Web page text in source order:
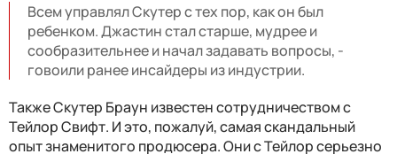
Всем управлял Скутер с тех пор, как он был
ребенком. Джастин стал старше, мудрее и
сообразительнее и начал задавать вопросы, -
говоили ранее инсайдеры из индустрии.
Также Скутер Браун известен сотрудничеством с
Тейлор Свифт. И это, пожалуй, самая скандальный
опыт знаменитого продюсера. Они с Тейлор серьезно